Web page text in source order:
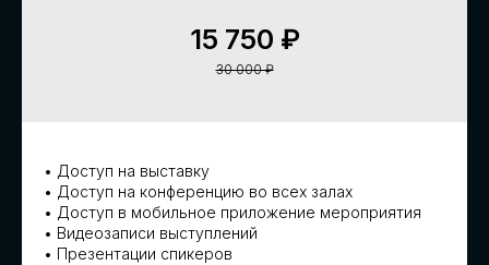
15 750 ₽
30 000 ₽
• Доступ на выставку
• Доступ на конференцию во всех залах
• Доступ в мобильное приложение мероприятия
• Видеозаписи выступлений
• Презентации спикеров